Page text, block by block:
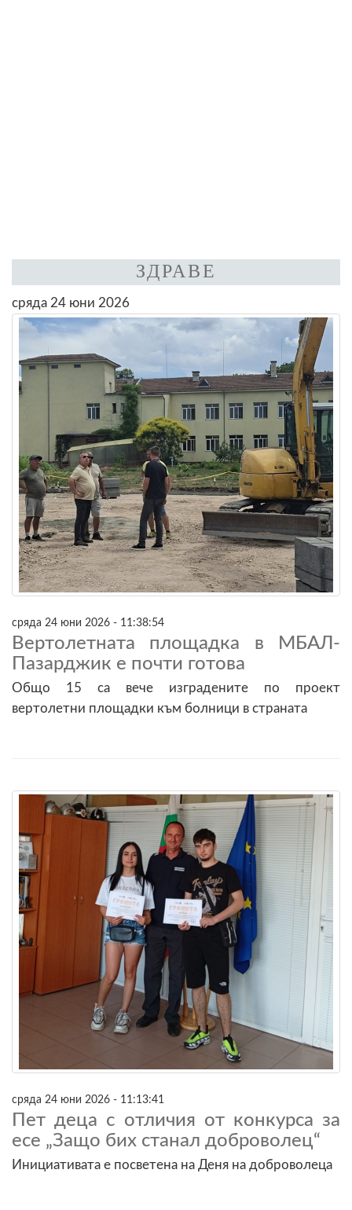
ЗДРАВЕ
сряда 24 юни 2026
сряда 24 юни 2026 - 11:38:54
Вертолетната площадка в МБАЛ-
Пазарджик е почти готова
Общо 15 са вече изградените по проект
вертолетни площадки към болници в страната
сряда 24 юни 2026 - 11:13:41
Пет деца с отличия от конкурса за
есе „Защо бих станал доброволец“
Инициативата е посветена на Деня на доброволеца